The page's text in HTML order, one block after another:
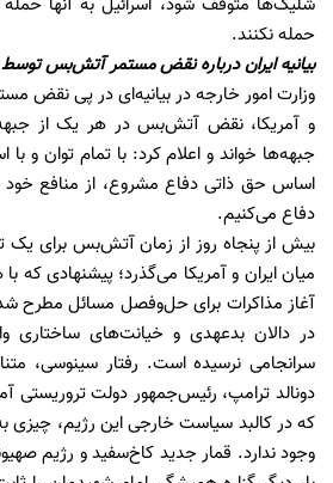
شلیک‌ها متوقف شود، اسرائیل به آنها حمله
حمله نکنند.
بیانیه ایران درباره نقض مستمر آتش‌بس توسط
وزارت امور خارجه در بیانیه‌ای در پی نقض
و آمریکا، نقض آتش‌بس در هر یک از
جبهه‌ها خواند و اعلام کرد: با تمام توان و
اساس حق ذاتی دفاع مشروع، از منافع خود
دفاع می‌کنیم.
بیش از پنجاه روز از زمان آتش‌بس برای
میان ایران و آمریکا می‌گذرد؛ پیشنهادی که
آغاز مذاکرات برای حل‌وفصل مسائل مطرح
در دالان بدعهدی و خیانت‌های ساختاری
سرانجامی نرسیده است. رفتار سینوسی،
دونالد ترامپ، رئیس‌جمهور دولت تروریستی
که در کالبد سیاست خارجی این رژیم، چیزی
وجود ندارد. قمار جدید کاخ‌سفید و رژیم